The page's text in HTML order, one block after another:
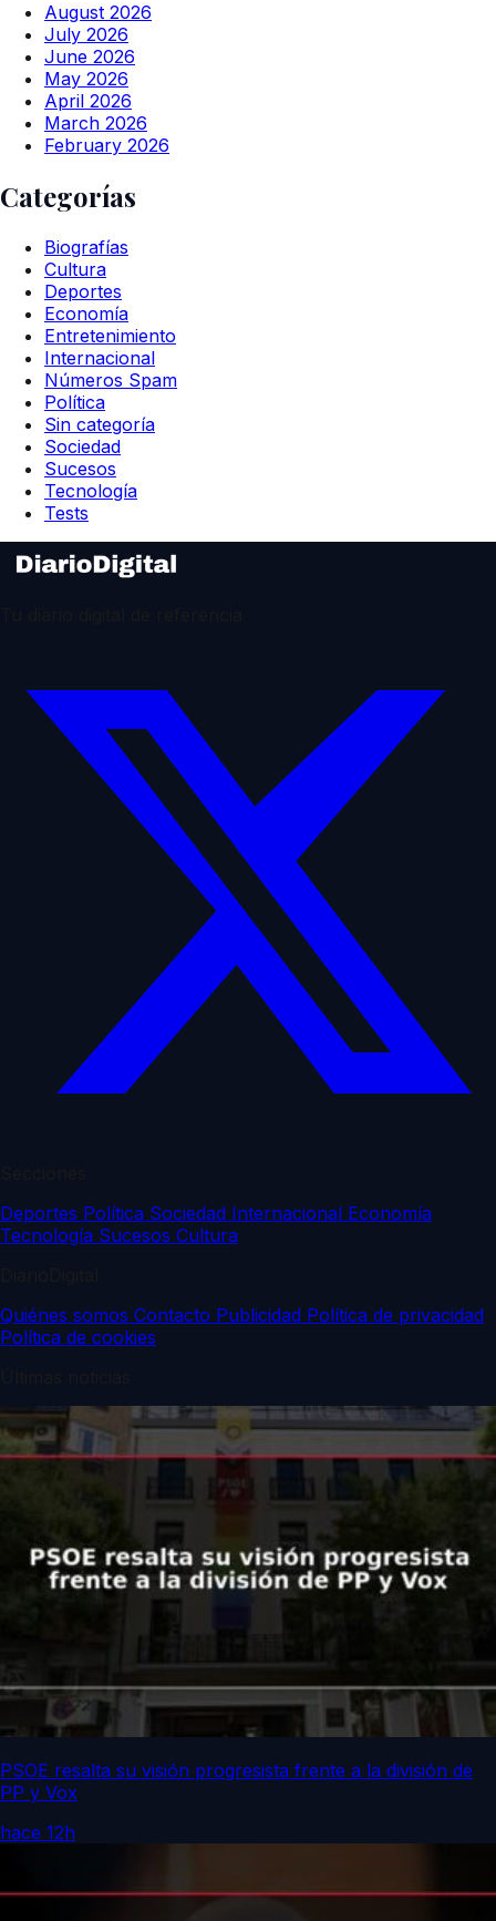
August 2026
July 2026
June 2026
May 2026
April 2026
March 2026
February 2026
Categorías
Biografías
Cultura
Deportes
Economía
Entretenimiento
Internacional
Números Spam
Política
Sin categoría
Sociedad
Sucesos
Tecnología
Tests
Deportes Política Sociedad Internacional Economía
Tecnología Sucesos Cultura
Quiénes somos Contacto Publicidad Política de privacidad
Política de cookies
PSOE resalta su visión progresista frente a la división de
PP y Vox
hace 12h